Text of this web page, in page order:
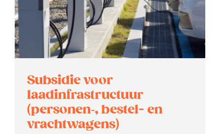
Subsidie voor
laadinfrastructuur
(personen‑, bestel- en
vrachtwagens)